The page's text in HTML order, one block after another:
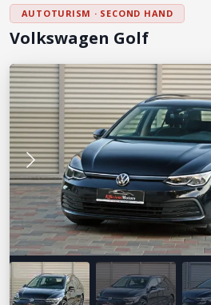
AUTOTURISM · SECOND HAND
Volkswagen Golf